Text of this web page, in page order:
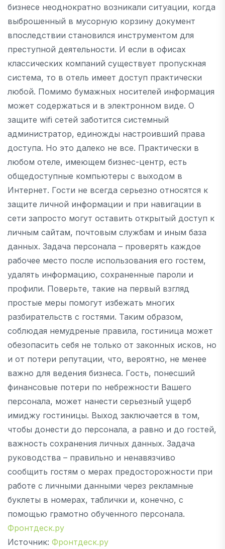
бизнесе неоднократно возникали ситуации, когда
выброшенный в мусорную корзину документ
впоследствии становился инструментом для
преступной деятельности. И если в офисах
классических компаний существует пропускная
система, то в отель имеет доступ практически
любой. Помимо бумажных носителей информация
может содержаться и в электронном виде. О
защите wifi сетей заботится системный
администратор, единожды настроивший права
доступа. Но это далеко не все. Практически в
любом отеле, имеющем бизнес-центр, есть
общедоступные компьютеры с выходом в
Интернет. Гости не всегда серьезно относятся к
защите личной информации и при навигации в
сети запросто могут оставить открытый доступ к
личным сайтам, почтовым службам и иным база
данных. Задача персонала – проверять каждое
рабочее место после использования его гостем,
удалять информацию, сохраненные пароли и
профили. Поверьте, такие на первый взгляд
простые меры помогут избежать многих
разбирательств с гостями. Таким образом,
соблюдая немудреные правила, гостиница может
обезопасить себя не только от законных исков, но
и от потери репутации, что, вероятно, не менее
важно для ведения бизнеса. Гость, понесший
финансовые потери по небрежности Вашего
персонала, может нанести серьезный ущерб
имиджу гостиницы. Выход заключается в том,
чтобы донести до персонала, а равно и до гостей,
важность сохранения личных данных. Задача
руководства – правильно и ненавязчиво
сообщить гостям о мерах предосторожности при
работе с личными данными через рекламные
буклеты в номерах, таблички и, конечно, с
помощью грамотно обученного персонала.
Фронтдеск.ру
Источник: Фронтдеск.ру